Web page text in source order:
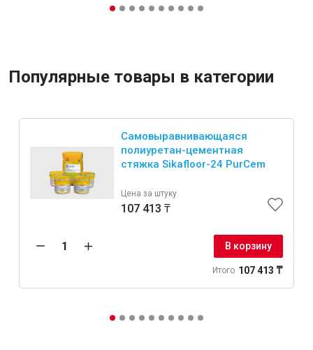
Популярные товары в категории
Самовыравнивающаяся
полиуретан-цементная
стяжка Sikafloor-24 PurCem
Цена за штуку
107 413 ₸
В корзину
Итого 107 413 ₸